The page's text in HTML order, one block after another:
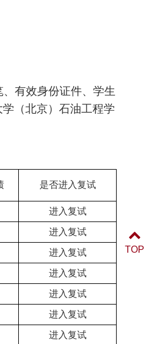
有效身份证件、学生
（北京）石油工程学
是否进入复试
进入复试
进入复试
进入复试
进入复试
进入复试
进入复试
进入复试
TOP